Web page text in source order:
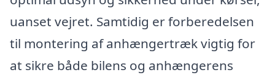
uanset vejret. Samtidig er forberedelsen
til montering af anhængertræk vigtig for
at sikre både bilens og anhængerens